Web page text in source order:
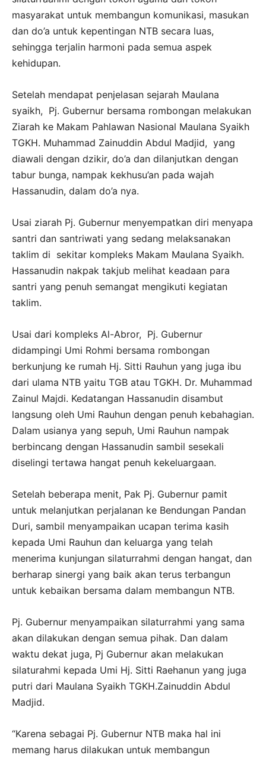
masyarakat untuk membangun komunikasi, masukan
dan do’a untuk kepentingan NTB secara luas,
sehingga terjalin harmoni pada semua aspek
kehidupan.
Setelah mendapat penjelasan sejarah Maulana
syaikh, Pj. Gubernur bersama rombongan melakukan
Ziarah ke Makam Pahlawan Nasional Maulana Syaikh
TGKH. Muhammad Zainuddin Abdul Madjid, yang
diawali dengan dzikir, do’a dan dilanjutkan dengan
tabur bunga, nampak kekhusu’an pada wajah
Hassanudin, dalam do’a nya.
Usai ziarah Pj. Gubernur menyempatkan diri menyapa
santri dan santriwati yang sedang melaksanakan
taklim di sekitar kompleks Makam Maulana Syaikh.
Hassanudin nakpak takjub melihat keadaan para
santri yang penuh semangat mengikuti kegiatan
taklim.
Usai dari kompleks Al-Abror, Pj. Gubernur
didampingi Umi Rohmi bersama rombongan
berkunjung ke rumah Hj. Sitti Rauhun yang juga ibu
dari ulama NTB yaitu TGB atau TGKH. Dr. Muhammad
Zainul Majdi. Kedatangan Hassanudin disambut
langsung oleh Umi Rauhun dengan penuh kebahagian.
Dalam usianya yang sepuh, Umi Rauhun nampak
berbincang dengan Hassanudin sambil sesekali
diselingi tertawa hangat penuh kekeluargaan.
Setelah beberapa menit, Pak Pj. Gubernur pamit
untuk melanjutkan perjalanan ke Bendungan Pandan
Duri, sambil menyampaikan ucapan terima kasih
kepada Umi Rauhun dan keluarga yang telah
menerima kunjungan silaturrahmi dengan hangat, dan
berharap sinergi yang baik akan terus terbangun
untuk kebaikan bersama dalam membangun NTB.
Pj. Gubernur menyampaikan silaturrahmi yang sama
akan dilakukan dengan semua pihak. Dan dalam
waktu dekat juga, Pj Gubernur akan melakukan
silaturahmi kepada Umi Hj. Sitti Raehanun yang juga
putri dari Maulana Syaikh TGKH.Zainuddin Abdul
Madjid.
“Karena sebagai Pj. Gubernur NTB maka hal ini
memang harus dilakukan untuk membangun